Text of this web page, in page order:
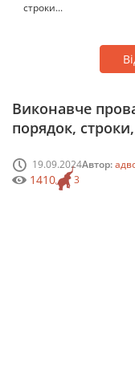
строки...
Виконавче
порядок,
19.09.2024Автор:
3
1410